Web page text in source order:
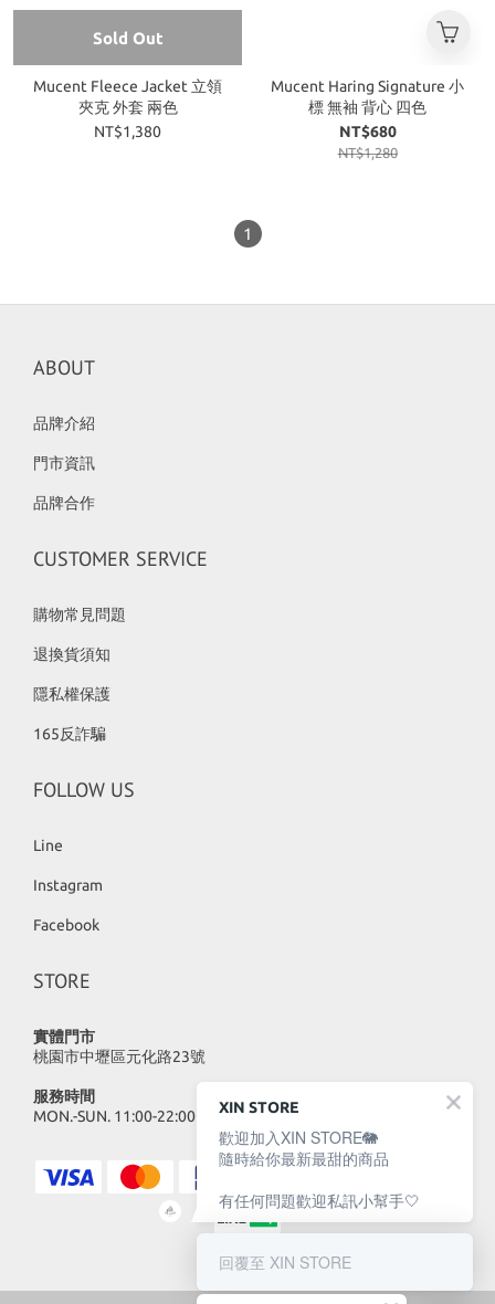
Sold Out
Mucent Fleece Jacket 立領
夾克 外套 兩色
NT$1,380
Mucent Haring Signature 小
標 無袖 背心 四色
NT$680
NT$1,280
1
ABOUT
品牌介紹
門市資訊
品牌合作
CUSTOMER SERVICE
購物常見問題
退換貨須知
隱私權保護
165反詐騙
FOLLOW US
Line
Instagram
Facebook
STORE
實體門市
桃園市中壢區元化路23號
服務時間
MON.-SUN. 11:00-22:00
XIN STORE
歡迎加入XIN STORE🐘
隨時給你最新最甜的商品
有任何問題歡迎私訊小幫手🤍
回覆至 XIN STORE